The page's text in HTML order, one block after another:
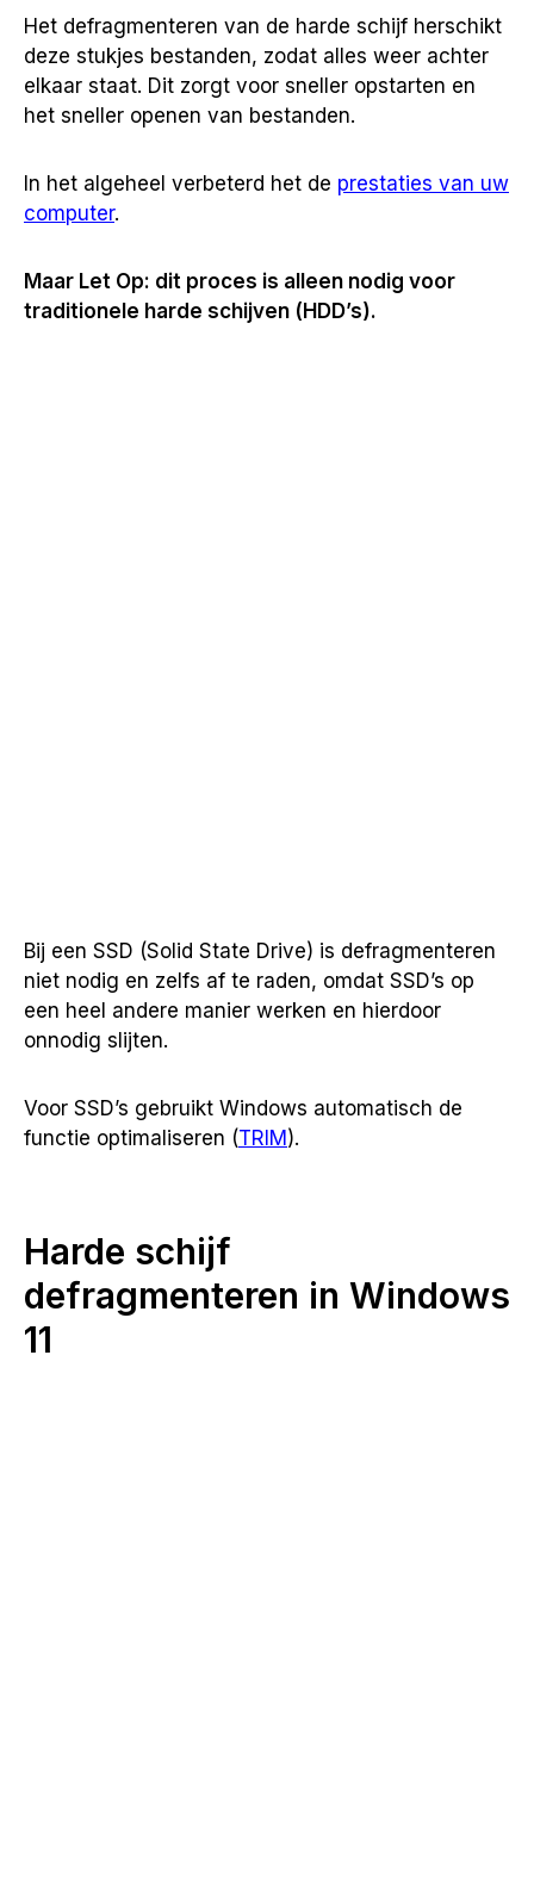
Het defragmenteren van de harde schijf herschikt
deze stukjes bestanden, zodat alles weer achter
elkaar staat. Dit zorgt voor sneller opstarten en
het sneller openen van bestanden.
In het algeheel verbeterd het de prestaties van uw
computer.
Maar Let Op: dit proces is alleen nodig voor
traditionele harde schijven (HDD’s).
Bij een SSD (Solid State Drive) is defragmenteren
niet nodig en zelfs af te raden, omdat SSD’s op
een heel andere manier werken en hierdoor
onnodig slijten.
Voor SSD’s gebruikt Windows automatisch de
functie optimaliseren (TRIM ).
Harde schijf
defragmenteren in Windows
11